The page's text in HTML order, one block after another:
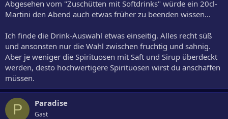
Abgesehen vom "Zuschütten mit Softdrinks" würde ein 20cl-
Martini den Abend auch etwas früher zu beenden wissen...
Ich finde die Drink-Auswahl etwas einseitig. Alles recht süß
und ansonsten nur die Wahl zwischen fruchtig und sahnig.
Aber je weniger die Spirituosen mit Saft und Sirup überdeckt
werden, desto hochwertigere Spirituosen wirst du anschaffen
müssen.
P Paradise
Gast